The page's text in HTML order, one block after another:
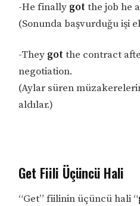
-He finally gotthe job he
(Sonunda başvurduğu işi
-They gotthe contract
negotiation.
(Aylar süren
aldılar.)
Get Fiili Üçüncü Hali
“Get” fiilinin üçüncü hali “